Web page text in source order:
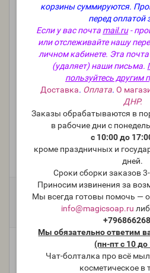
корзины суммируются.
перед оплатой
Если у вас почта mail.ru-
или отслеживайте нашу
личном кабинете. Эта
(удаляет) наши письма.
пользуйтесь другим
Доставка. Оплата.О
ДНР.
Заказы обрабатываются в
в рабочие дни с
с 10:00 до
кроме праздничных и
дней.
Сроки сборки заказов
Приносим извинения за
Мы всегда готовы помочь —
info@magicsoap.ru
Мы обязательно ответим
(пн-пт с 10 до
Чат-болталка про всё
косметическое в
"Сырой сахарный мандарин"
Производитель:
The Flaming, США
FO-USA-FC-063
Фасовка:
439 руб. 10 г 218 руб.